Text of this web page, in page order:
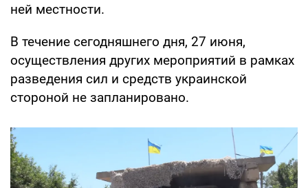
ней местности.
В течение сегодняшнего дня, 27 июня,
осуществления других мероприятий в рамках
разведения сил и средств украинской
стороной не запланировано.